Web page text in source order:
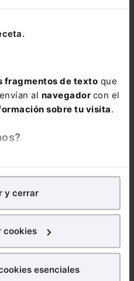
fragmentos de texto que
al navegador con el
sobre tu visita.
tu experienciaen
con fines publicitarios,
y contenidos de tu
y cerrar
cookies
esenciales
no pierdas
tu acceso
.
110,00€ 66,00€
COMPRAR